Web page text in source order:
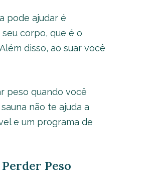
pode ajudar é
corpo, que é o
disso, ao suar você
peso quando você
não te ajuda a
e um programa de
Peso